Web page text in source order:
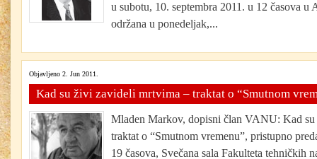
u subotu, 10. septembra 2011. u 12 časova
održana u ponedeljak,...
Objavljeno 2. Jun 2011.
Kad su živi zavideli mrtvima – traktat o “Smutnom
Mladen Markov, dopisni član VANU: Kad
traktat o “Smutnom vremenu”, pristupno
19 časova, Svečana sala Fakulteta tehničkih